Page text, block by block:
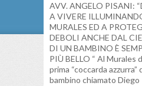
AVV. ANGELO PISANI:
A VIVERE
MURALES ED A
DEBOLI ANCHE DAL
DI UN BAMBINO È
PIÙ BELLO “ Al Murales
prima “coccarda azzurra”
bambino chiamato Diego